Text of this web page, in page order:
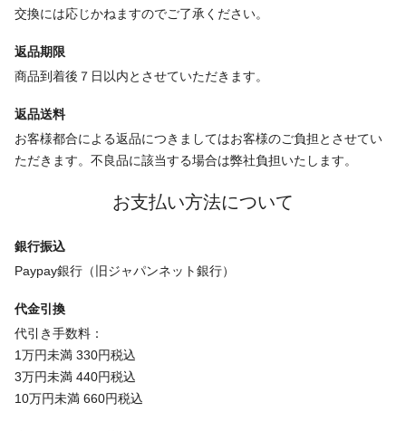
交換には応じかねますのでご了承ください。
返品期限
商品到着後７日以内とさせていただきます。
返品送料
お客様都合による返品につきましてはお客様のご負担とさせてい
ただきます。不良品に該当する場合は弊社負担いたします。
お支払い方法について
銀行振込
Paypay銀行（旧ジャパンネット銀行）
代金引換
代引き手数料：
1万円未満 330円税込
3万円未満 440円税込
10万円未満 660円税込